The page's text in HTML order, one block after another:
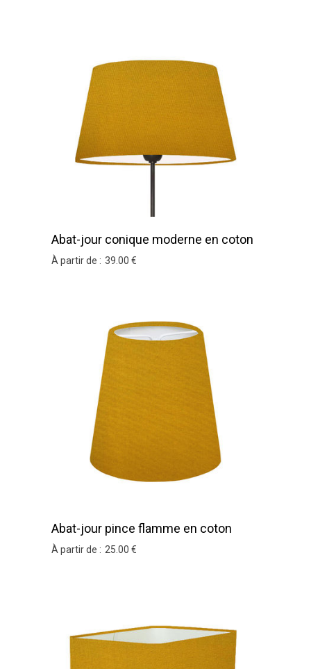
Abat-jour conique moderne en coton
moutarde
À partir de : 39 .00 €
Abat-jour pince flamme en coton
moutarde
À partir de : 25 .00 €